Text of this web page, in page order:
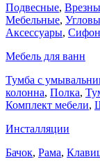
Подвесные,
Мебельные,
Аксессуары,
Мебель для ванн
Тумба с
колонна, Полка,
Комплект мебели,
Инсталляции
Бачок, Рама,